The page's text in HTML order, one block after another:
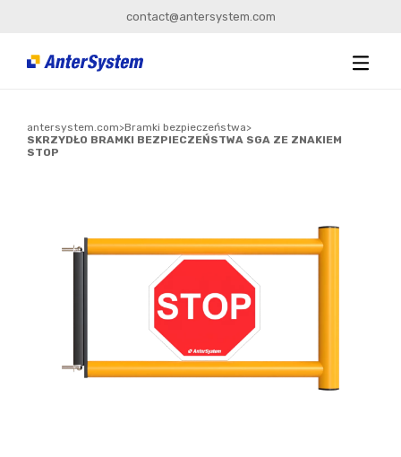
contact@antersystem.com
antersystem.com>Bramki bezpieczeństwa>
SKRZYDŁO BRAMKI BEZPIECZEŃSTWA SGA ZE ZNAKIEM
STOP